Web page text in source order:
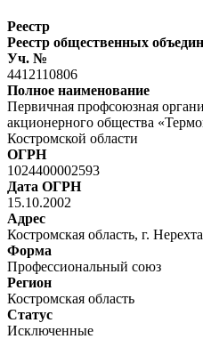
Реестр
Реестр общественных
Уч. №
4412110806
Полное наименование
Первичная профсоюзная
акционерного общества
Костромской области
ОГРН
1024400002593
Дата ОГРН
15.10.2002
Адрес
Костромская область, г.
Форма
Профессиональный союз
Регион
Костромская область
Статус
Исключенные